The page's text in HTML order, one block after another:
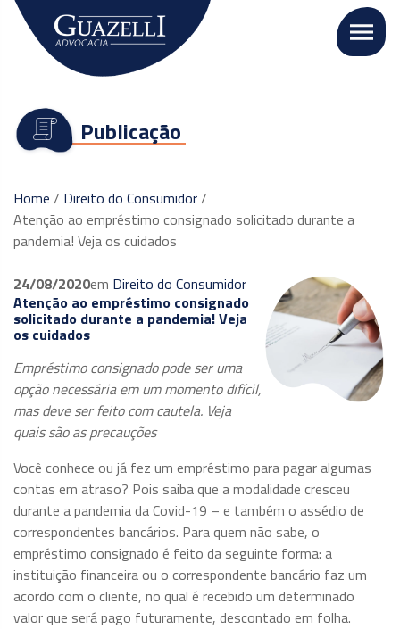
Publicação
Home / Direito do Consumidor/
Atenção ao empréstimo consignado solicitado durante a
pandemia! Veja os cuidados
24/08/2020em Direito do Consumidor
Atenção ao empréstimo consignado
solicitado durante a pandemia! Veja
os cuidados
Empréstimo consignado pode ser uma
opção necessária em um momento difícil,
mas deve ser feito com cautela. Veja
quais são as precauções
Você conhece ou já fez um empréstimo para pagar algumas
contas em atraso? Pois saiba que a modalidade cresceu
durante a pandemia da Covid-19 – e também o assédio de
correspondentes bancários. Para quem não sabe, o
empréstimo consignado é feito da seguinte forma: a
instituição financeira ou o correspondente bancário faz um
acordo com o cliente, no qual é recebido um determinado
valor que será pago futuramente, descontado em folha.